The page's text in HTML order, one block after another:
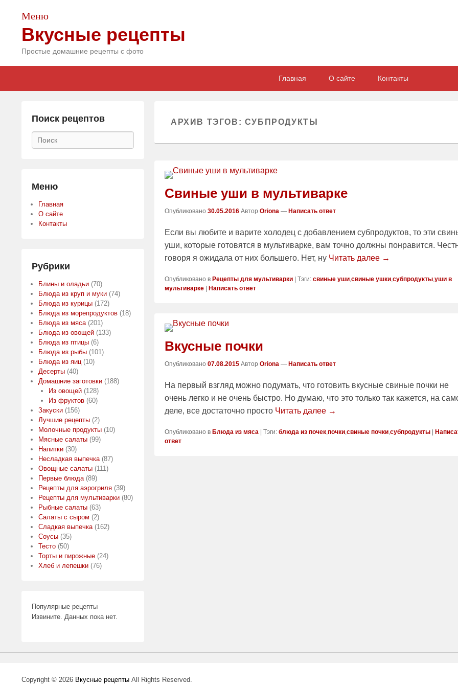
Меню
Вкусные рецепты
Простые домашние рецепты с фото
Главная О сайте Контакты
АРХИВ ТЭГОВ: СУБПРОДУКТЫ
Свиные уши в мультиварке
Опубликовано 30.05.2016 Автор Oriona — Написать ответ
Если вы любите и варите холодец с добавлением субпродуктов, то эти
уши, которые готовятся в мультиварке, вам точно должны понравится.
говоря я ожидала от них большего. Нет, ну Читать далее →
Опубликовано в Рецепты для мультиварки | Тэги: свиные уши свиные ушки субпродукты уши в
мультиварке | Написать ответ
Вкусные почки
Опубликовано 07.08.2015 Автор Oriona — Написать ответ
На первый взгляд можно подумать, что готовить вкусные свиные почки не
очень легко и не очень быстро. Но думаю, что это только так кажется, на
деле, все достаточно просто Читать далее →
Опубликовано в Блюда из мяса | Тэги: блюда из почек почки свиные почки субпродукты |
ответ
Поиск рецептов
Поиск
Меню
Главная
О сайте
Контакты
Рубрики
Блины и оладьи (70)
Блюда из круп и муки (74)
Блюда из курицы (172)
Блюда из морепродуктов (18)
Блюда из мяса(201)
Блюда из овощей (133)
Блюда из птицы (6)
Блюда из рыбы (101)
Блюда из яиц(10)
Десерты (40)
Домашние заготовки (188)
Из овощей(128)
Из фруктов(60)
Закуски (156)
Лучшие рецепты (2)
Молочные продукты (10)
Мясные салаты (99)
Напитки (30)
Несладкая выпечка(87)
Овощные салаты (111)
Первые блюда(89)
Рецепты для аэрогриля (39)
Рецепты для мультиварки (80)
Рыбные салаты (63)
Салаты с сыром (2)
Сладкая выпечка(162)
Соусы (35)
Тесто (50)
Торты и пирожные (24)
Хлеб и лепешки (76)
Популярные рецепты
Извините. Данных пока нет.
Copyright © 2026 Вкусные рецепты All Rights Reserved.